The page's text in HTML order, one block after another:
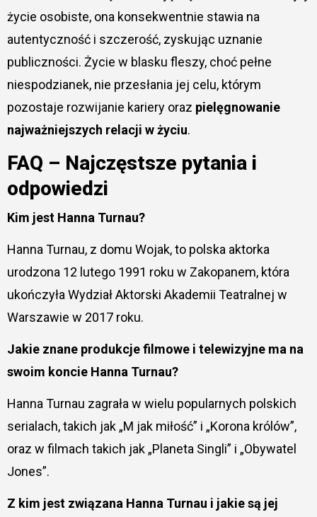
życie osobiste, ona konsekwentnie stawia na
autentyczność i szczerość, zyskując uznanie
publiczności. Życie w blasku fleszy, choć pełne
niespodzianek, nie przesłania jej celu, którym
pozostaje rozwijanie kariery oraz pielęgnowanie
najważniejszych relacji w życiu.
FAQ – Najczęstsze pytania i
odpowiedzi
Kim jest Hanna Turnau?
Hanna Turnau, z domu Wojak, to polska aktorka
urodzona 12 lutego 1991 roku w Zakopanem, która
ukończyła Wydział Aktorski Akademii Teatralnej w
Warszawie w 2017 roku.
Jakie znane produkcje filmowe i telewizyjne ma na
swoim koncie Hanna Turnau?
Hanna Turnau zagrała w wielu popularnych polskich
serialach, takich jak „M jak miłość” i „Korona królów”,
oraz w filmach takich jak „Planeta Singli” i „Obywatel
Jones”.
Z kim jest związana Hanna Turnau i jakie są jej